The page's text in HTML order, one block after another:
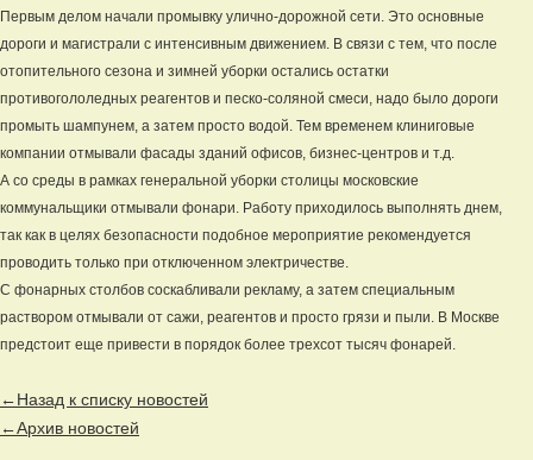
Первым делом начали промывку улично-дорожной сети. Это основные
дороги и магистрали с интенсивным движением. В связи с тем, что после
отопительного сезона и зимней уборки остались остатки
противогололедных реагентов и песко-соляной смеси, надо было дороги
промыть шампунем, а затем просто водой. Тем временем клиниговые
компании отмывали фасады зданий офисов, бизнес-центров и т.д.
А со среды в рамках генеральной уборки столицы московские
коммунальщики отмывали фонари. Работу приходилось выполнять днем,
так как в целях безопасности подобное мероприятие рекомендуется
проводить только при отключенном электричестве.
С фонарных столбов соскабливали рекламу, а затем специальным
раствором отмывали от сажи, реагентов и просто грязи и пыли. В Москве
предстоит еще привести в порядок более трехсот тысяч фонарей.
←Назад к списку новостей
←Архив новостей